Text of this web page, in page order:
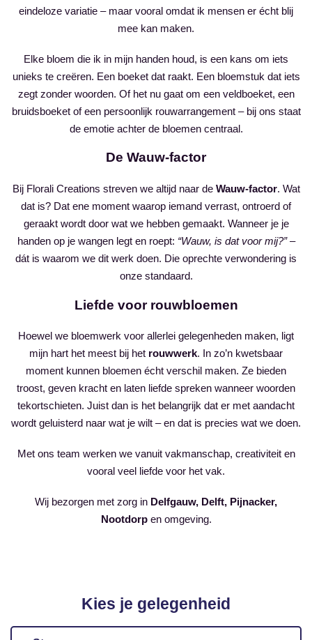
eindeloze variatie – maar vooral omdat ik mensen er écht blij
mee kan maken.
Elke bloem die ik in mijn handen houd, is een kans om iets
unieks te creëren. Een boeket dat raakt. Een bloemstuk dat iets
zegt zonder woorden. Of het nu gaat om een veldboeket, een
bruidsboeket of een persoonlijk rouwarrangement – bij ons staat
de emotie achter de bloemen centraal.
De Wauw-factor
Bij Florali Creations streven we altijd naar de Wauw-factor. Wat
dat is? Dat ene moment waarop iemand verrast, ontroerd of
geraakt wordt door wat we hebben gemaakt. Wanneer je je
handen op je wangen legt en roept: “Wauw, is dat voor mij?”–
dát is waarom we dit werk doen. Die oprechte verwondering is
onze standaard.
Liefde voor rouwbloemen
Hoewel we bloemwerk voor allerlei gelegenheden maken, ligt
mijn hart het meest bij het rouwwerk. In zo’n kwetsbaar
moment kunnen bloemen écht verschil maken. Ze bieden
troost, geven kracht en laten liefde spreken wanneer woorden
tekortschieten. Juist dan is het belangrijk dat er met aandacht
wordt geluisterd naar wat je wilt – en dat is precies wat we doen.
Met ons team werken we vanuit vakmanschap, creativiteit en
vooral veel liefde voor het vak.
Wij bezorgen met zorg in Delfgauw, Delft, Pijnacker,
Nootdorpen omgeving.
Kies je gelegenheid